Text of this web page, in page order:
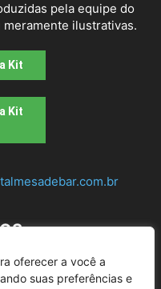
oferecer a você a
suas preferências e
pela equipe do
ilustrativas.
Kit
Kit